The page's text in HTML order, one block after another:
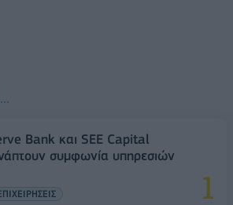
Bank και SEE Capital
συμφωνία υπηρεσιών